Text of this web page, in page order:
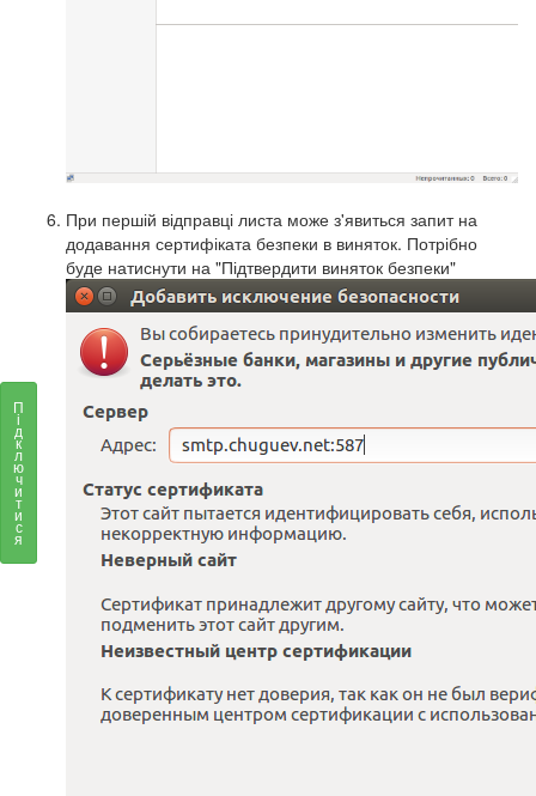
При першій відправці листа може з'явиться запит на
додавання сертифіката безпеки в виняток. Потрібно
буде натиснути на "Підтвердити виняток безпеки"
П
і
д
к
л
ю
ч
и
т
и
с
я